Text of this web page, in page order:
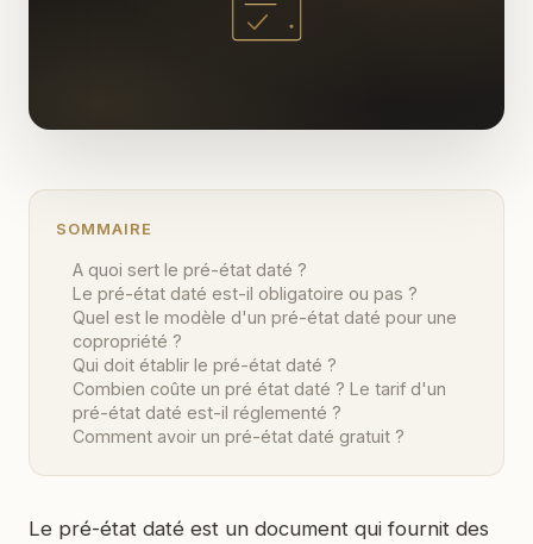
SOMMAIRE
A quoi sert le pré-état daté ?
Le pré-état daté est-il obligatoire ou pas ?
Quel est le modèle d'un pré-état daté pour une
copropriété ?
Qui doit établir le pré-état daté ?
Combien coûte un pré état daté ? Le tarif d'un
pré-état daté est-il réglementé ?
Comment avoir un pré-état daté gratuit ?
Le pré-état daté est un document qui fournit des